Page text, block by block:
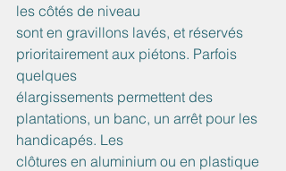
les côtés de niveau
sont en gravillons lavés, et réservés
prioritairement aux piétons. Parfois
quelques
élargissements permettent des
plantations, un banc, un arrêt pour les
handicapés. Les
clôtures en aluminium ou en plastique